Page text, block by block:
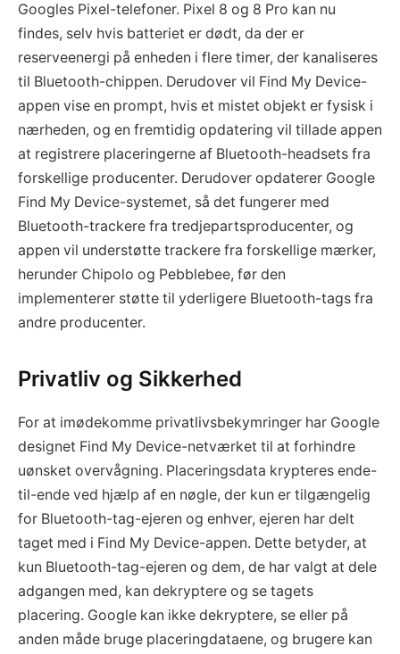
Googles Pixel-telefoner. Pixel 8 og 8 Pro kan nu
findes, selv hvis batteriet er dødt, da der er
reserveenergi på enheden i flere timer, der kanaliseres
til Bluetooth-chippen. Derudover vil Find My Device-
appen vise en prompt, hvis et mistet objekt er fysisk i
nærheden, og en fremtidig opdatering vil tillade appen
at registrere placeringerne af Bluetooth-headsets fra
forskellige producenter. Derudover opdaterer Google
Find My Device-systemet, så det fungerer med
Bluetooth-trackere fra tredjepartsproducenter, og
appen vil understøtte trackere fra forskellige mærker,
herunder Chipolo og Pebblebee, før den
implementerer støtte til yderligere Bluetooth-tags fra
andre producenter.
Privatliv og Sikkerhed
For at imødekomme privatlivsbekymringer har Google
designet Find My Device-netværket til at forhindre
uønsket overvågning. Placeringsdata krypteres ende-
til-ende ved hjælp af en nøgle, der kun er tilgængelig
for Bluetooth-tag-ejeren og enhver, ejeren har delt
taget med i Find My Device-appen. Dette betyder, at
kun Bluetooth-tag-ejeren og dem, de har valgt at dele
adgangen med, kan dekryptere og se tagets
placering. Google kan ikke dekryptere, se eller på
anden måde bruge placeringdataene, og brugere kan